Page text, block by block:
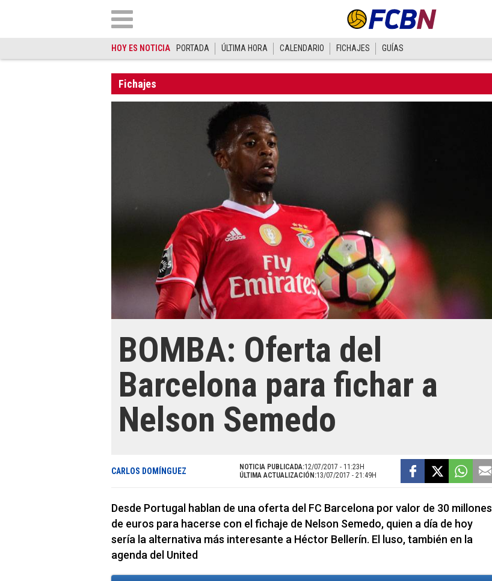
HOY ES NOTICIA PORTADA ÚLTIMA HORA CALENDARIO FICHAJES GUÍAS
Fichajes
BOMBA: Oferta del
Barcelona para fichar a
Nelson Semedo
CARLOS DOMÍNGUEZ NOTICIA PUBLICADA:12/07/2017 - 11:23H
ÚLTIMA ACTUALIZACIÓN:13/07/2017 - 21:49H
Desde Portugal hablan de una oferta del FC Barcelona por valor de 30 millones
de euros para hacerse con el fichaje de Nelson Semedo, quien a día de hoy
sería la alternativa más interesante a Héctor Bellerín. El luso, también en la
agenda del United